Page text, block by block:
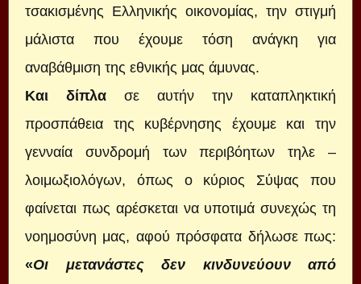
τσακισμένης Ελληνικής οικονομίας, την στιγμή
μάλιστα που έχουμε τόση ανάγκη για
αναβάθμιση της εθνικής μας άμυνας.
Και δίπλα σε αυτήν την καταπληκτική
προσπάθεια της κυβέρνησης έχουμε και την
γενναία συνδρομή των περιβόητων τηλε –
λοιμωξιολόγων, όπως ο κύριος Σύψας που
φαίνεται πως αρέσκεται να υποτιμά συνεχώς τη
νοημοσύνη μας, αφού πρόσφατα δήλωσε πως:
«Οι μετανάστες δεν κινδυνεύουν από